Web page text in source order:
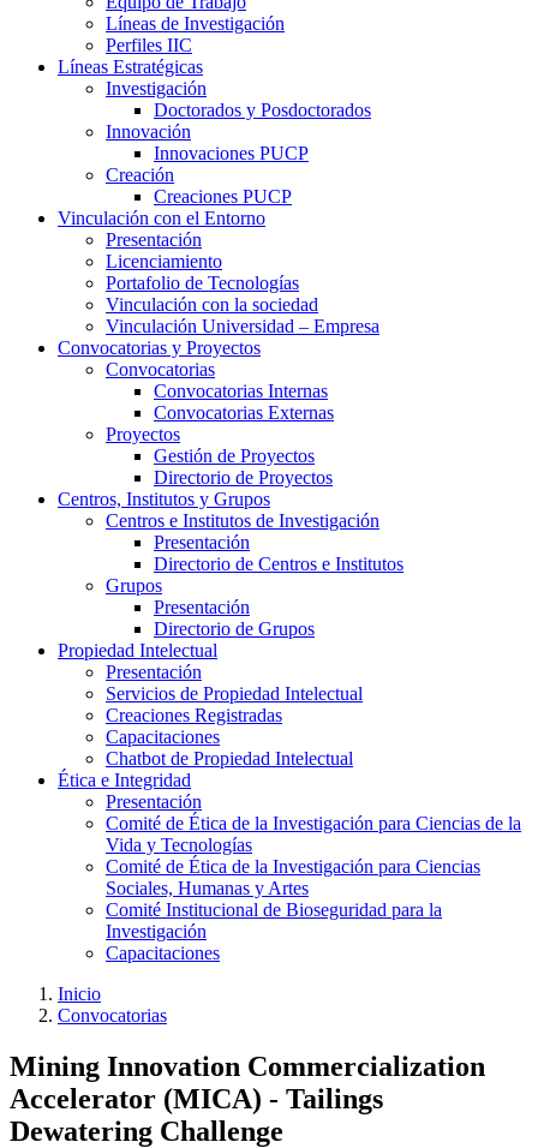
Líneas de Investigación
Perfiles IIC
Líneas Estratégicas
Investigación
Doctorados y Posdoctorados
Innovación
Innovaciones PUCP
Creación
Creaciones PUCP
Vinculación con el Entorno
Presentación
Licenciamiento
Portafolio de Tecnologías
Vinculación con la sociedad
Vinculación Universidad – Empresa
Convocatorias y Proyectos
Convocatorias
Convocatorias Internas
Convocatorias Externas
Proyectos
Gestión de Proyectos
Directorio de Proyectos
Centros, Institutos y Grupos
Centros e Institutos de Investigación
Presentación
Directorio de Centros e Institutos
Grupos
Presentación
Directorio de Grupos
Propiedad Intelectual
Presentación
Servicios de Propiedad Intelectual
Creaciones Registradas
Capacitaciones
Chatbot de Propiedad Intelectual
Ética e Integridad
Presentación
Comité de Ética de la Investigación para Ciencias de la
Vida y Tecnologías
Comité de Ética de la Investigación para Ciencias
Sociales, Humanas y Artes
Comité Institucional de Bioseguridad para la
Investigación
Capacitaciones
Inicio
Convocatorias
Mining Innovation Commercialization
Accelerator (MICA) - Tailings
Dewatering Challenge